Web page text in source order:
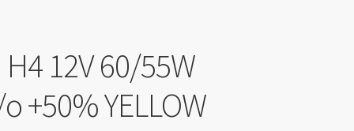
12V 60/55W
+50% YELLOW